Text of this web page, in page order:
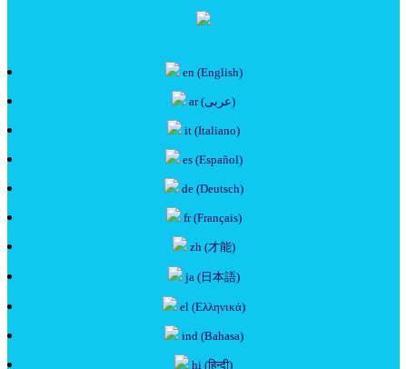
en (English)
ar (عربى)
it (Italiano)
es (Español)
de (Deutsch)
fr (Français)
zh (才能)
ja (日本語)
el (Ελληνικά)
ind (Bahasa)
hi (हिन्दी)